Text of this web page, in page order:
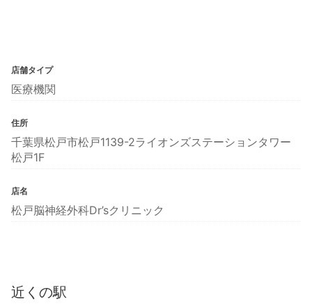
店舗タイプ
医療機関
住所
千葉県松戸市松戸1139-2ライオンズステーションタワー
松戸1F
店名
松戸脳神経外科Dr’sクリニック
近くの駅